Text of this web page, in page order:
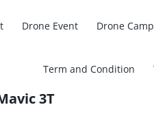
Drone Event Drone Camp
Term and Condition
3T